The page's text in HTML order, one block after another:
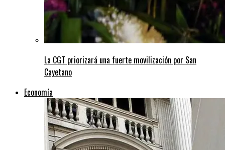
La CGT priorizará una fuerte movilización por San
Cayetano
Economía